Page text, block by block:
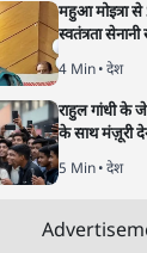
महुआ मोइत्रा
स्वतंत्रता
4 Min• देश
राहुल गांधी के
के साथ मंज़ूरी
5 Min• देश